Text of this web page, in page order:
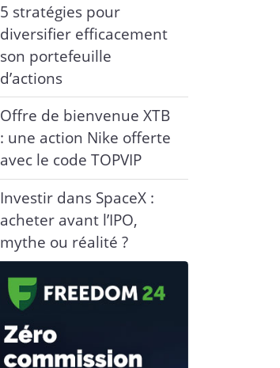
5 stratégies pour
diversifier efficacement
son portefeuille
d’actions
Offre de bienvenue XTB
: une action Nike offerte
avec le code TOPVIP
Investir dans SpaceX :
acheter avant l’IPO,
mythe ou réalité ?